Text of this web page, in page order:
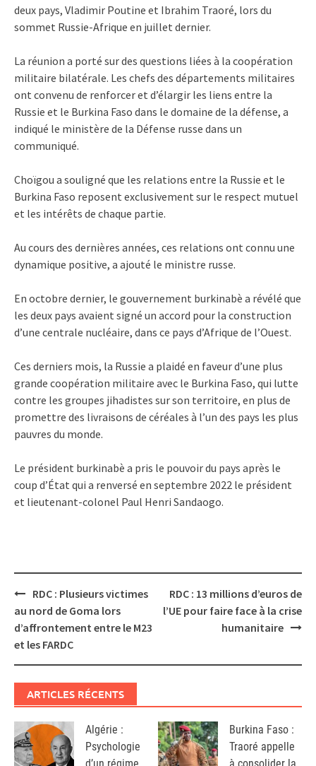
deux pays, Vladimir Poutine et Ibrahim Traoré, lors du
sommet Russie-Afrique en juillet dernier.
La réunion a porté sur des questions liées à la coopération
militaire bilatérale. Les chefs des départements militaires
ont convenu de renforcer et d’élargir les liens entre la
Russie et le Burkina Faso dans le domaine de la défense, a
indiqué le ministère de la Défense russe dans un
communiqué.
Choïgou a souligné que les relations entre la Russie et le
Burkina Faso reposent exclusivement sur le respect mutuel
et les intérêts de chaque partie.
Au cours des dernières années, ces relations ont connu une
dynamique positive, a ajouté le ministre russe.
En octobre dernier, le gouvernement burkinabè a révélé que
les deux pays avaient signé un accord pour la construction
d’une centrale nucléaire, dans ce pays d’Afrique de l’Ouest.
Ces derniers mois, la Russie a plaidé en faveur d’une plus
grande coopération militaire avec le Burkina Faso, qui lutte
contre les groupes jihadistes sur son territoire, en plus de
promettre des livraisons de céréales à l’un des pays les plus
pauvres du monde.
Le président burkinabè a pris le pouvoir du pays après le
coup d’État qui a renversé en septembre 2022 le président
et lieutenant-colonel Paul Henri Sandaogo.
Post
navigation
RDC : Plusieurs victimes
au nord de Goma lors
d’affrontement entre le M23
et les FARDC
RDC : 13 millions d’euros de
l’UE pour faire face à la crise
humanitaire
ARTICLES RÉCENTS
Algérie :
Psychologie
Burkina Faso :
Traoré appelle